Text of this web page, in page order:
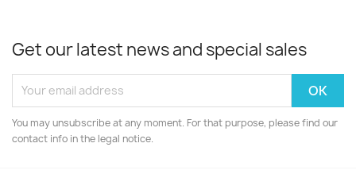
Get our latest news and special sales
You may unsubscribe at any moment. For that purpose, please find our
contact info in the legal notice.